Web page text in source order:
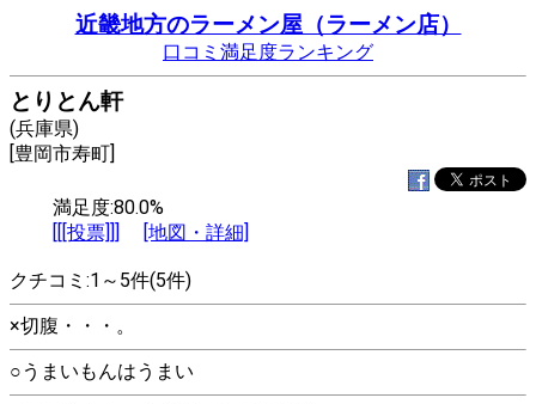
近畿地方のラーメン屋（ラーメン店）
口コミ満足度ランキング
とりとん軒
(兵庫県)
[豊岡市寿町]
満足度:80.0%
[[[投票]]]
[地図・詳細]
クチコミ:1～5件(5件)
×切腹・・・。
○うまいもんはうまい